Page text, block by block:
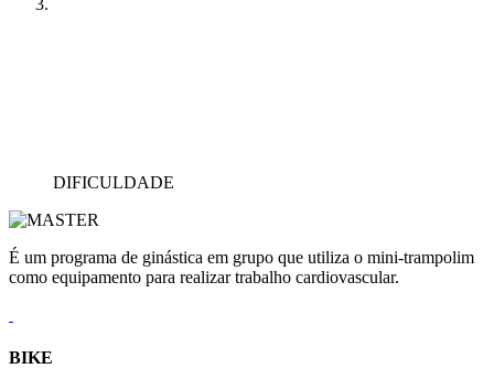
DIFICULDADE
É um programa de ginástica em grupo que utiliza o mini-trampolim
como equipamento para realizar trabalho cardiovascular.
BIKE